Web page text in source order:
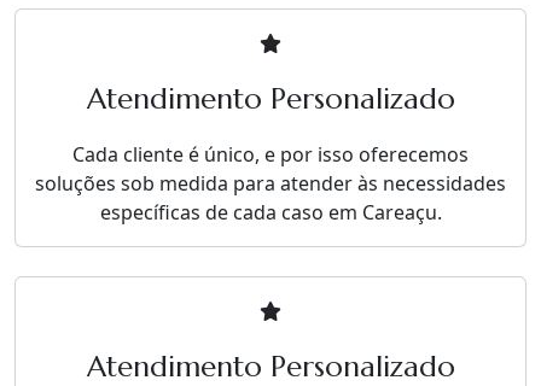
Atendimento Personalizado
Cada cliente é único, e por isso oferecemos
soluções sob medida para atender às necessidades
específicas de cada caso em Careaçu.
Atendimento Personalizado